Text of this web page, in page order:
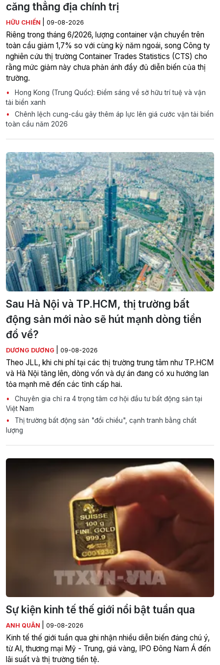
căng thẳng địa chính trị
HỮU CHIẾN 09-08-2026
Riêng trong tháng 6/2026, lượng container vận chuyển trên
toàn cầu giảm 1,7% so với cùng kỳ năm ngoái, song Công ty
nghiên cứu thị trường Container Trades Statistics (CTS) cho
rằng mức giảm này chưa phản ánh đầy đủ diễn biến của thị
trường.
Hong Kong (Trung Quốc): Điểm sáng về sở hữu trí tuệ và vận
tải biển xanh
Chênh lệch cung-cầu gây thêm áp lực lên giá cước vận tải biển
toàn cầu năm 2026
Sau Hà Nội và TP.HCM, thị trường bất
động sản mới nào sẽ hút mạnh dòng tiền
đổ về?
DƯƠNG DƯƠNG 09-08-2026
Theo JLL, khi chi phí tại các thị trường trung tâm như TP.HCM
và Hà Nội tăng lên, dòng vốn và dự án đang có xu hướng lan
tỏa mạnh mẽ đến các tỉnh cấp hai.
Chuyên gia chỉ ra 4 trọng tâm cơ hội đầu tư bất động sản tại
Việt Nam
Thị trường bất động sản "đổi chiều", cạnh tranh bằng chất
lượng
Sự kiện kinh tế thế giới nổi bật tuần qua
ANH QUÂN 09-08-2026
Kinh tế thế giới tuần qua ghi nhận nhiều diễn biến đáng chú ý,
từ AI, thương mại Mỹ - Trung, giá vàng, IPO Đông Nam Á đến
lãi suất và thị trường tiền tệ.